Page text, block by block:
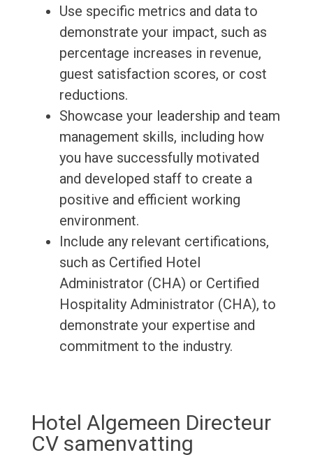
Use specific metrics and data to
demonstrate your impact, such as
percentage increases in revenue,
guest satisfaction scores, or cost
reductions.
Showcase your leadership and team
management skills, including how
you have successfully motivated
and developed staff to create a
positive and efficient working
environment.
Include any relevant certifications,
such as Certified Hotel
Administrator (CHA) or Certified
Hospitality Administrator (CHA), to
demonstrate your expertise and
commitment to the industry.
Hotel Algemeen Directeur
CV samenvatting